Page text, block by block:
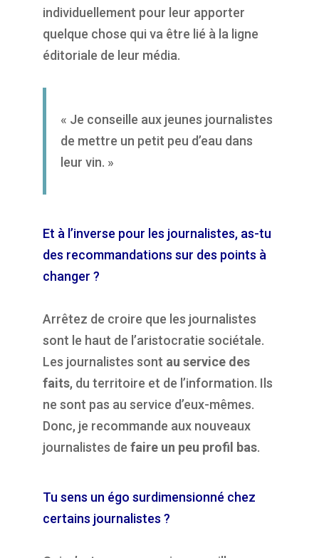
individuellement pour leur apporter
quelque chose qui va être lié à la ligne
éditoriale de leur média.
« Je conseille aux jeunes journalistes
de mettre un petit peu d’eau dans
leur vin. »
Et à l’inverse pour les journalistes, as-tu
des recommandations sur des points à
changer ?
Arrêtez de croire que les journalistes
sont le haut de l’aristocratie sociétale.
Les journalistes sont au service des
faits, du territoire et de l’information. Ils
ne sont pas au service d’eux-mêmes.
Donc, je recommande aux nouveaux
journalistes de faire un peu profil bas.
Tu sens un égo surdimensionné chez
certains journalistes ?